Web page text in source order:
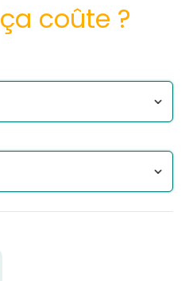
ça coûte ?